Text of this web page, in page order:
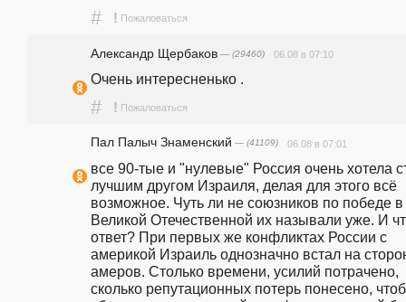
# ! Пожаловаться
Александр Щербаков — (29460) 06.08 в 07:10
Очень интересненько .
# ! Пожаловаться
Пал Палыч Знаменский — (41109) 06.08 в 07:01
все 90-тые и "нулевые" Россия очень хотела
лучшим другом Израиля, делая для этого всё
возможное. Чуть ли не союзников по победе в
Великой Отечественной их называли уже. И
ответ? При первых же конфликтах России с
америкой Израиль однозначно встал на
амеров. Столько времени, усилий потрачено,
сколько репутационных потерь понесено,